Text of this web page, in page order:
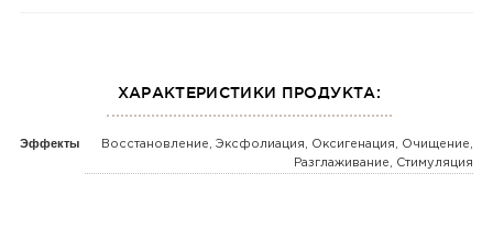
ХАРАКТЕРИСТИКИ ПРОДУКТА:
Эффекты
Восстановление, Эксфолиация, Оксигенация, Очищение,
Разглаживание, Стимуляция